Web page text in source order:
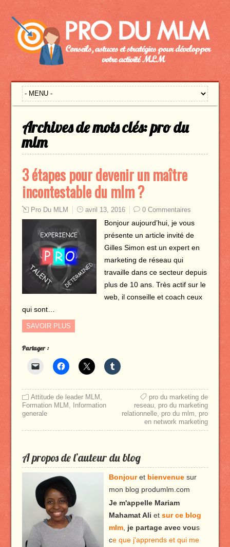
Archives de mots clés:pro du
mlm
3 étapes pour devenir un maître
incontestable du mlm ?
Pro Du MLM avril 13, 2016 0 Commentaires
Bonjour aujourd’hui, je vous
présente un article invité de
Gilles Simon est un expert en
marketing de réseau qui
travaille dans ce secteur depuis
plus de 10 ans. Très actif sur le
web, il conseille et coach ceux
qui sont…
SAVOIR PLUS
Partager :
Attitude de leader MLM
Formation MLM
Information
generale
pro du marketing de
reseau pro du marketing
relationnelle pro du mlm
pro
en network marketing
A propos de l’auteur du blog
Bonjouret bienvenuesur
mon blog produmlm.com
Je m'appelle Mariam
Mahamat Ali et sur ce blog
mlm, je partage avec vous
ce que j'apprends et qui me